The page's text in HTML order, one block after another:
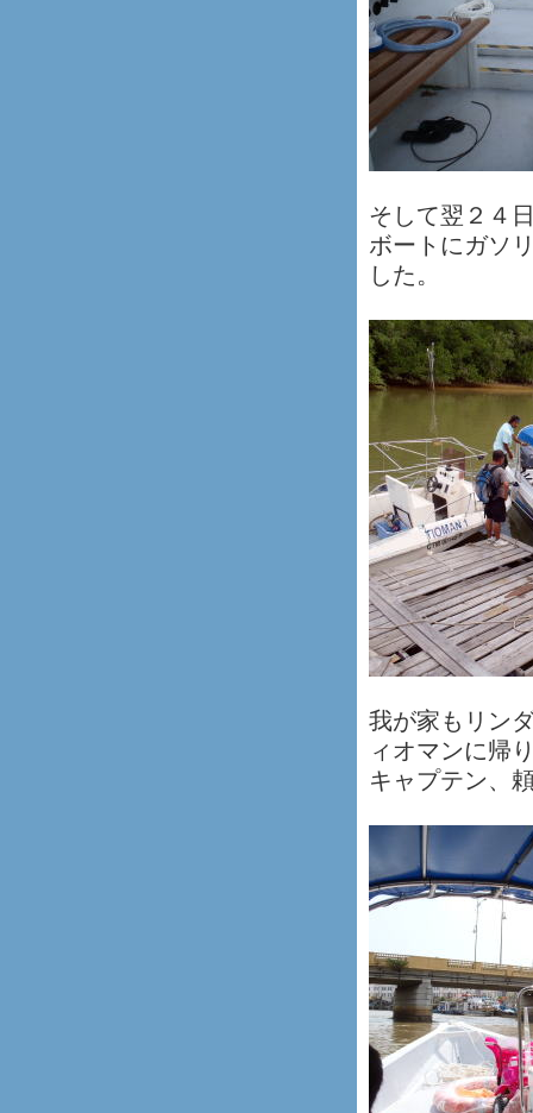
そして翌２４
ボートにガソ
した。
我が家もリン
ィオマンに帰
キャプテン、